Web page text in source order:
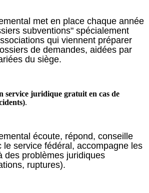
met en place chaque année
subventions" spécialement
qui viennent préparer
de demandes, aidées par
du siège.
service juridique gratuit en cas de
.
écoute, répond, conseille
le service fédéral, accompagne les
des problèmes juridiques
ruptures).